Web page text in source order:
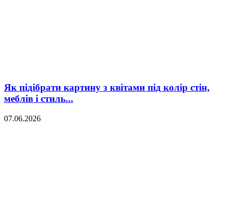
Як підібрати картину з квітами під колір стін,
меблів і стиль...
07.06.2026